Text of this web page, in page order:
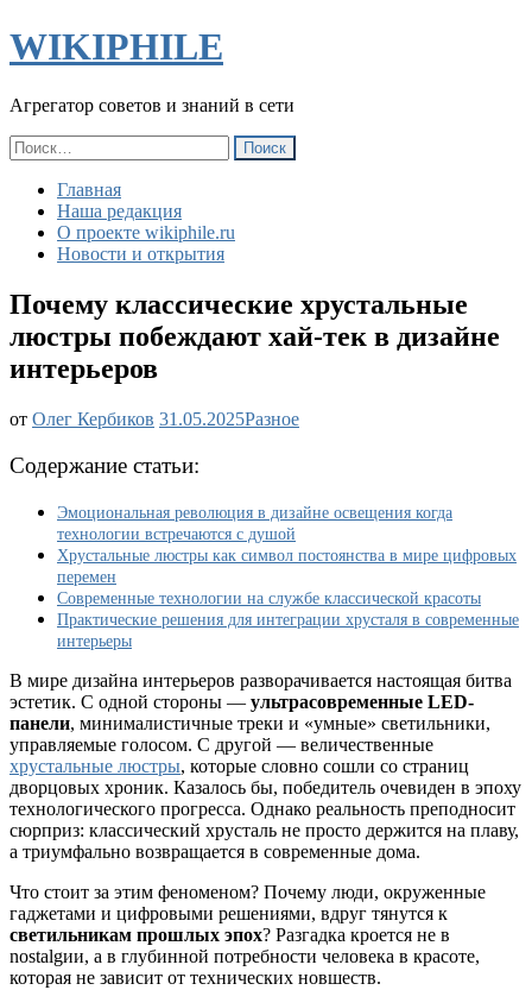
WIKIPHILE
Агрегатор советов и знаний в сети
Найти:
Главная
Наша редакция
О проекте wikiphile.ru
Новости и открытия
Почему классические хрустальные
люстры побеждают хай-тек в дизайне
интерьеров
от Олег Кербиков 31.05.2025Почему
побеждают
хай-
тек
в
дизайне
интерьеров
Разное
Содержание статьи:
Эмоциональная революция в дизайне освещения когда
технологии встречаются с душой
Хрустальные люстры как символ постоянства в мире цифровых
перемен
Современные технологии на службе классической красоты
Практические решения для интеграции хрусталя в современные
интерьеры
В мире дизайна интерьеров разворачивается настоящая битва
эстетик. С одной стороны — ультрасовременные LED-
панели, минималистичные треки и «умные» светильники,
управляемые голосом. С другой — величественные
хрустальные люстры, которые словно сошли со страниц
дворцовых хроник. Казалось бы, победитель очевиден в эпоху
технологического прогресса. Однако реальность преподносит
сюрприз: классический хрусталь не просто держится на плаву,
а триумфально возвращается в современные дома.
Что стоит за этим феноменом? Почему люди, окруженные
гаджетами и цифровыми решениями, вдруг тянутся к
светильникам прошлых эпох? Разгадка кроется не в
nostalgии, а в глубинной потребности человека в красоте,
которая не зависит от технических новшеств.